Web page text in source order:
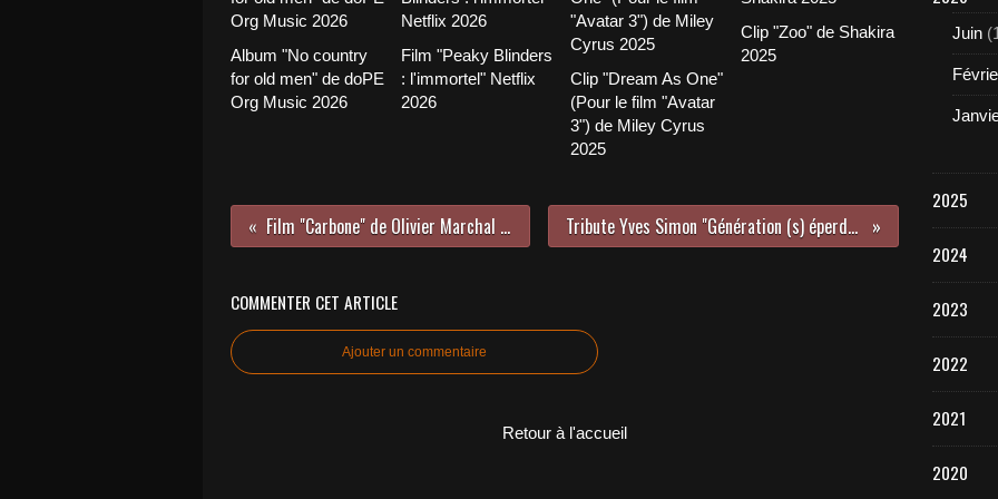
Album "No country
for old men" de doPE
Org Music 2026
Film "Peaky Blinders
: l'immortel" Netflix
2026
Clip "Dream As One"
(Pour le film "Avatar
3") de Miley Cyrus
2025
Clip "Zoo" de Shakira
2025
Film "Carbone" de Olivier Marchal DVD EuropaCorp 2017/2018 Tribute Yves Simon "Génération (s) éperdue (s)" Because Music 2 CD 2018
COMMENTER CET ARTICLE
Ajouter un commentaire
Retour à l'accueil
Juin
2025
2024
2023
2022
2021
2020